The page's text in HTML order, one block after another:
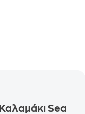
Sea